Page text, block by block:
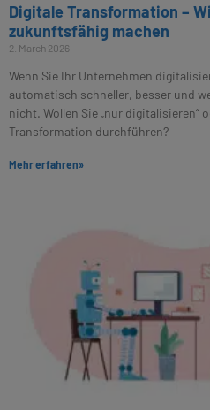
Digitale Transformation –
zukunftsfähig machen
2. March 2026
Wenn Sie Ihr Unternehmen
automatisch schneller, besser und
nicht. Wollen Sie „nur digitalisieren“
Transformation durchführen?
Mehr erfahren»